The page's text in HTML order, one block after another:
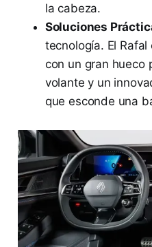
la cabeza.
Soluciones
tecnología. El
con un gran hueco
volante y un
que esconde una